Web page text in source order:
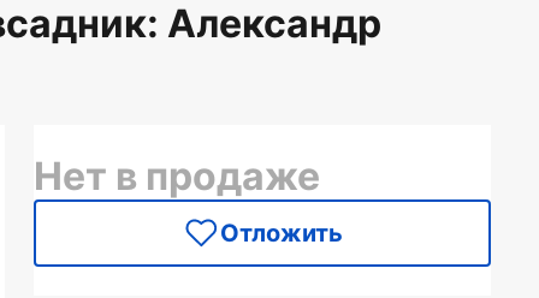
: Александр
Нет в продаже
Отложить